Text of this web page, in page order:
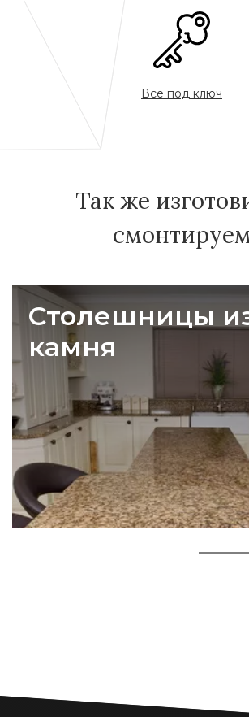
Всё под ключ
Так же
Столешницы
камня